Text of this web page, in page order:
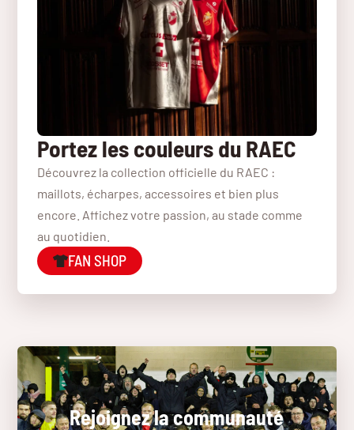
Portez les couleurs du RAEC
Découvrez la collection officielle du RAEC :
maillots, écharpes, accessoires et bien plus
encore. Affichez votre passion, au stade comme
au quotidien.
FAN SHOP
Rejoignez la communauté